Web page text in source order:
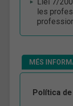
les
MÉS
Política